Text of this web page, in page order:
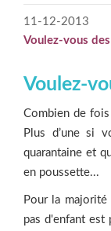
11-12-2013
Voulez-vous
Voulez-
Combien de
Plus d’une si
quarantaine et
en poussette...
Pour la
pas d'enfant est